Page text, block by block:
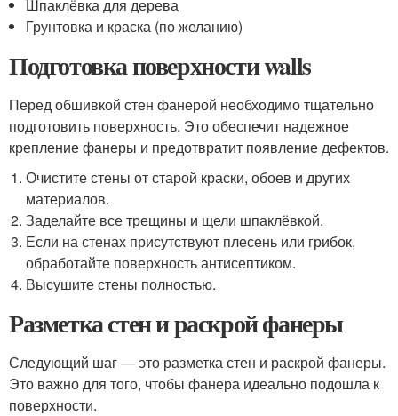
Шпаклёвка для дерева
Грунтовка и краска (по желанию)
Подготовка поверхности walls
Перед обшивкой стен фанерой необходимо тщательно
подготовить поверхность. Это обеспечит надежное
крепление фанеры и предотвратит появление дефектов.
Очистите стены от старой краски, обоев и других
материалов.
Заделайте все трещины и щели шпаклёвкой.
Если на стенах присутствуют плесень или грибок,
обработайте поверхность антисептиком.
Высушите стены полностью.
Разметка стен и раскрой фанеры
Следующий шаг — это разметка стен и раскрой фанеры.
Это важно для того, чтобы фанера идеально подошла к
поверхности.